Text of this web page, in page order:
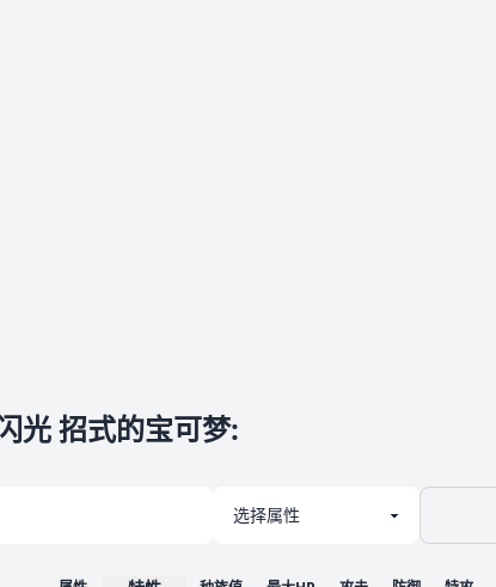
光 招式的宝可梦: